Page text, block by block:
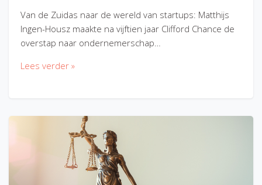
Van de Zuidas naar de wereld van startups: Matthijs
Ingen-Housz maakte na vijftien jaar Clifford Chance de
overstap naar ondernemerschap…
Lees verder »